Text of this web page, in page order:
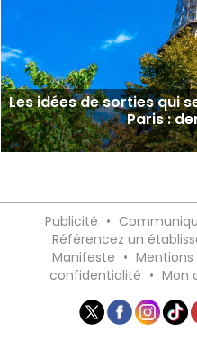
Les idées de sorties qui
Paris :
Publicité •
Référencez un
Manifeste • Mentions
confidentialité • Mon